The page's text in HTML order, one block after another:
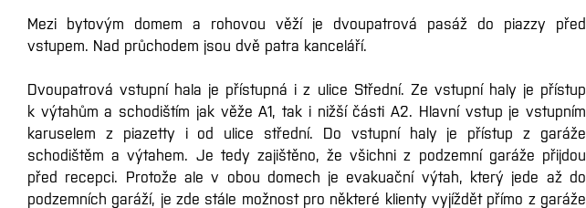
Mezi bytovým domem a rohovou věží je dvoupatrová pasáž do piazzy před
vstupem. Nad průchodem jsou dvě patra kanceláří.
Dvoupatrová vstupní hala je přístupná i z ulice Střední. Ze vstupní haly je přístup
k výtahům a schodištím jak věže A1, tak i nižší části A2. Hlavní vstup je vstupním
karuselem z piazetty i od ulice střední. Do vstupní haly je přístup z garáže
schodištěm a výtahem. Je tedy zajištěno, že všichni z podzemní garáže přijdou
před recepci. Protože ale v obou domech je evakuační výtah, který jede až do
podzemních garáží, je zde stále možnost pro některé klienty vyjíždět přímo z garáže